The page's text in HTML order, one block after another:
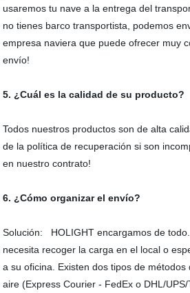
usaremos tu nave a la entrega del
no tienes barco transportista, podemos
empresa naviera que puede ofrecer muy
envío!
5. ¿Cuál es la calidad de su producto?
Todos nuestros productos son de alta
de la política de recuperación si son
en nuestro contrato!
6. ¿Cómo organizar el envío?
Solución: HOLIGHT encargamos de
necesita recoger la carga en el local o
a su oficina. Existen dos tipos de
aire (Express Courier - FedEx o DHL/